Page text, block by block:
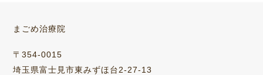
まごめ治療院
〒354-0015
埼玉県富士見市東みずほ台2-27-13